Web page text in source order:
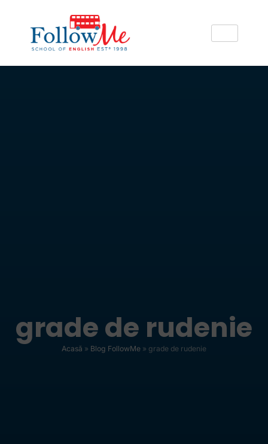
grade de rudenie
Acasă » Blog FollowMe » grade de rudenie